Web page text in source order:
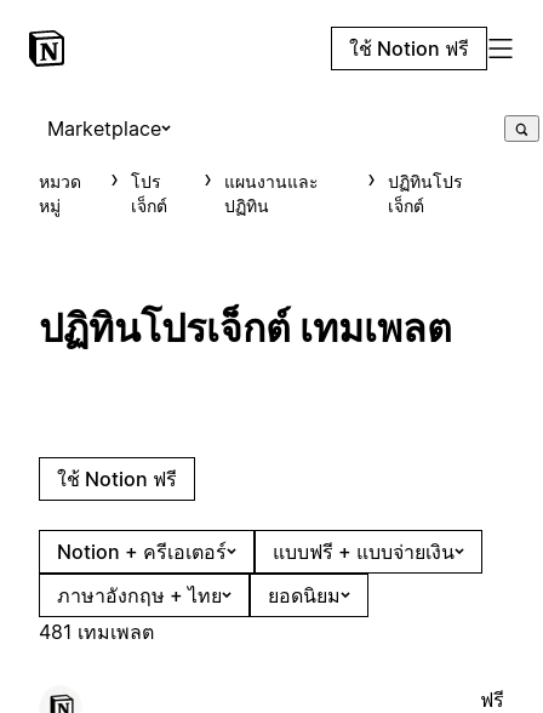
ใช้ Notion ฟรี
Marketplace
หมวด
หมู่
โปร
เจ็กต์
แผนงานและ
ปฏิทิน
ปฏิทินโปร
เจ็กต์
ปฏิทินโปรเจ็กต์ เทมเพลต
ใช้ Notion ฟรี
Notion + ครีเอเตอร์
แบบฟรี + แบบจ่ายเงิน
ภาษาอังกฤษ + ไทย
ยอดนิยม
481 เทมเพลต
ฟรี